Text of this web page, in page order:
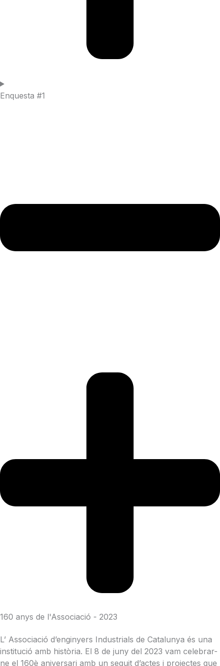
Enquesta #1
160 anys de l'Associació - 2023
L’ Associació d’enginyers Industrials de Catalunya és una
institució amb història. El 8 de juny del 2023 vam celebrar-
ne el 160è aniversari amb un seguit d’actes i projectes que